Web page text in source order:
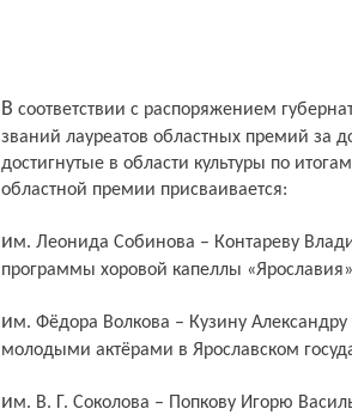
В соответствии с распоряжением губернатора от 18.05.2011 № 196-р «О присвоении
званий лауреатов областных премий за
достигнутые в области культуры по
областной премии присваивается:
им. Леонида Собинова – Контареву Владимиру Викторовичу за концертные
программы хоровой капеллы
им. Фёдора Волкова – Кузину Александру Сергеевичу за режиссёрскую работу с
молодыми актёрами в Ярославском
им. В. Г. Соколова – Попкову Игорю Васильевичу, Спиридоновой Наталье Николаевне,